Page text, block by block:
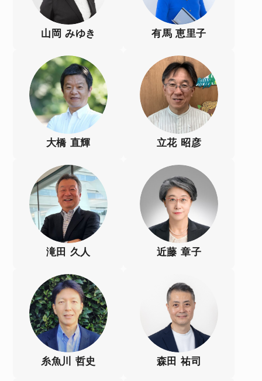
山岡 みゆき 有馬 恵里子
大橋 直輝 立花 昭彦
滝田 久人 近藤 章子
糸魚川 哲史 森田 祐司